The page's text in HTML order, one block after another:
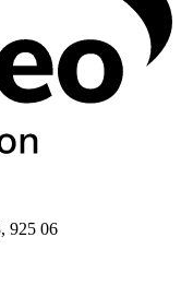
925 06